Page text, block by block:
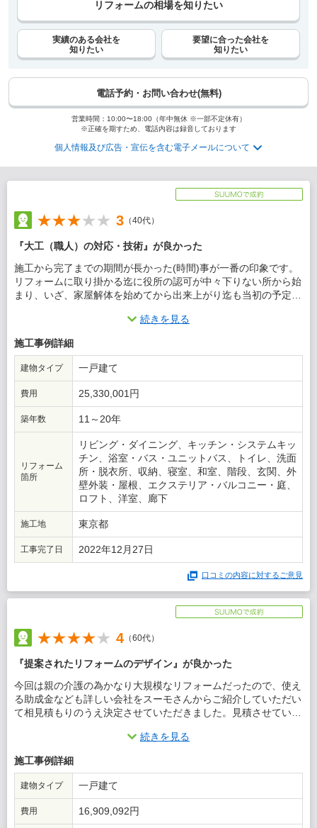
リフォームの相場を知りたい
実績のある会社を
知りたい
要望に合った会社を
知りたい
電話予約・お問い合わせ(無料)
営業時間：10:00〜18:00（年中無休 ※一部不定休有）
※正確を期すため、電話内容は録音しております
個人情報及び広告・宣伝を含む電子メールについて
3 （40代）
『大工（職人）の対応・技術』が良かった
施工から完了までの期間が長かった(時間)事が一番の印象です。
リフォームに取り掛かる迄に役所の認可が中々下りない所から始
まり、いざ、家屋解体を始めてから出来上がり迄も当初の予定を
りが良くなかった印象が強いです。また、細かい進捗の連絡がな
この会社に決めた理由
担当者の人柄と無理な要望も出来るだけ叶え様としてくれる努
かったです。また、担当者のセンスが良かったのも決め手となり
ました。
続きを見る
施工事例詳細
建物タイプ 一戸建て
費用 25,330,001円
築年数 11～20年
リフォーム
箇所
リビング・ダイニング、キッチン・システムキッ
チン、浴室・バス・ユニットバス、トイレ、洗面
所・脱衣所、収納、寝室、和室、階段、玄関、外
壁外装・屋根、エクステリア・バルコニー・庭、
ロフト、洋室、廊下
施工地 東京都
工事完了日 2022年12月27日
口コミの内容に対するご意見
4 （60代）
『提案されたリフォームのデザイン』が良かった
今回は親の介護の為かなり大規模なリフォームだったので、使え
る助成金なども詳しい会社をスーモさんからご紹介していただい
て相見積もりのうえ決定させていただきました。見積させていた
この会社に決めた理由
こちらの会社に決めさせていただいたのは担当者の方が我が家の
事情にぴったりなデザインをご提案いただいたので当初の希望予
続きを見る
施工事例詳細
建物タイプ 一戸建て
費用 16,909,092円